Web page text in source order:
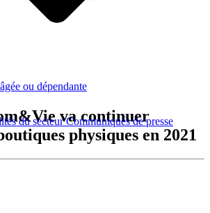
du secteurCommuniqués de presse
ou dépendante
va continuer
physiques en 2021